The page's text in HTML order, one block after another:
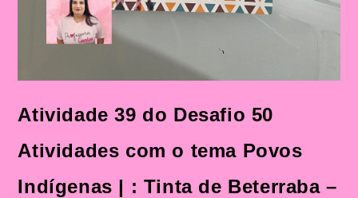
Atividade 39 do Desafio 50
Atividades com o tema Povos
Indígenas | : Tinta de Beterraba –